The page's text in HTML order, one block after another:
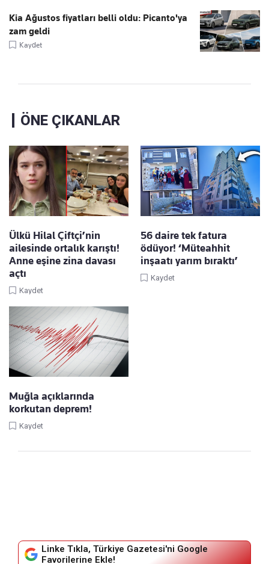
Kia Ağustos fiyatları belli oldu: Picanto'ya
zam geldi
Kaydet
ÖNE ÇIKANLAR
Ülkü Hilal Çiftçi’nin
ailesinde ortalık karıştı!
Anne eşine zina davası
açtı
Kaydet
56 daire tek fatura
ödüyor! ‘Müteahhit
inşaatı yarım bıraktı’
Kaydet
Muğla açıklarında
korkutan deprem!
Kaydet
Linke Tıkla, Türkiye Gazetesi'ni Google
Favorilerine Ekle!